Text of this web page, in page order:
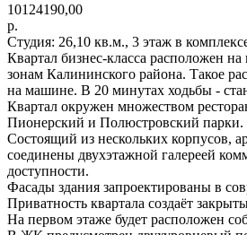
10124190,00
р.
Студия: 26,10 кв.м., 3 этаж в
Квартал бизнес-класса расположен
зонам Калининского района. Такое
на машине. В 20 минутах ходьбы -
Квартал окружен множеством
Пионерский и Полюстровский парки.
Состоящий из нескольких корпусов,
соединены двухэтажной галереей
доступности.
Фасады здания запроектированы в
Приватность квартала создаёт
На первом этаже будет расположен